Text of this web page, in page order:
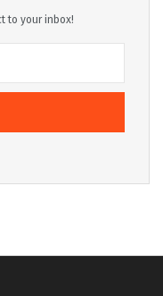
to your inbox!